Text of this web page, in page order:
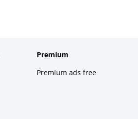
Premium
Premium ads free